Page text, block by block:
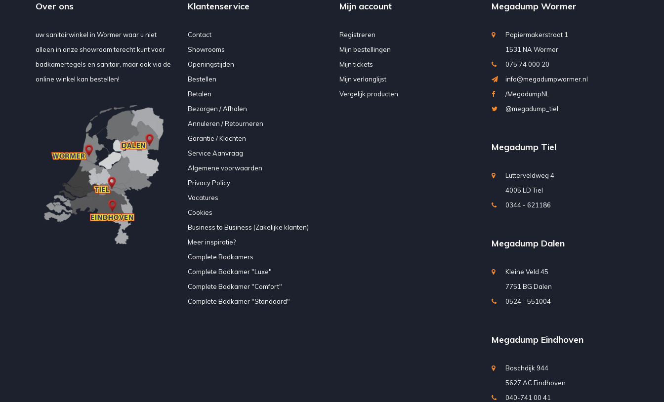
Over ons
uw sanitairwinkel in Wormer waar u niet
alleen in onze showroom terecht kunt voor
badkamertegels en sanitair, maar ook via de
online winkel kan bestellen!
Klantenservice
Contact
Showrooms
Openingstijden
Bestellen
Betalen
Bezorgen / Afhalen
Annuleren / Retourneren
Garantie / Klachten
Service Aanvraag
Algemene voorwaarden
Privacy Policy
Vacatures
Cookies
Business to Business (Zakelijke klanten)
Meer inspiratie?
Complete Badkamers
Complete Badkamer "Luxe"
Complete Badkamer "Comfort"
Complete Badkamer "Standaard"
Mijn account
Registreren
Mijn bestellingen
Mijn tickets
Mijn verlanglijst
Vergelijk producten
Megadump Wormer
Papiermakerstraat 1
1531 NA Wormer
075 74 000 20
info@megadumpwormer.nl
/MegadumpNL
@megadump_tiel
Megadump Tiel
Lutterveldweg 4
4005 LD Tiel
0344 - 621186
Megadump Dalen
Kleine Veld 45
7751 BG Dalen
0524 - 551004
Megadump Eindhoven
Boschdijk 944
5627 AC Eindhoven
040-741 00 41